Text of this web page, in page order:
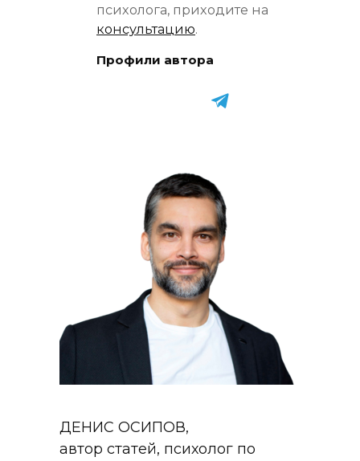
психолога, приходите на
консультацию.
Профили автора
ДЕНИС ОСИПОВ,
автор статей, психолог по